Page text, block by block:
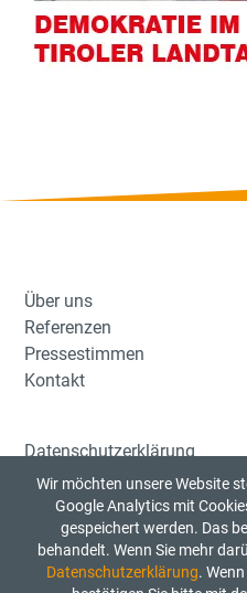
Wir möchten unsere Website
Google Analytics mit
gespeichert werden. Das
behandelt. Wenn Sie mehr
Datenschutzerklärung.
Über uns
Referenzen
Pressestimmen
Kontakt
Datenschutzerklärung
Impressum
Aktuelle Jobangebote
Kinderschutzkonzept